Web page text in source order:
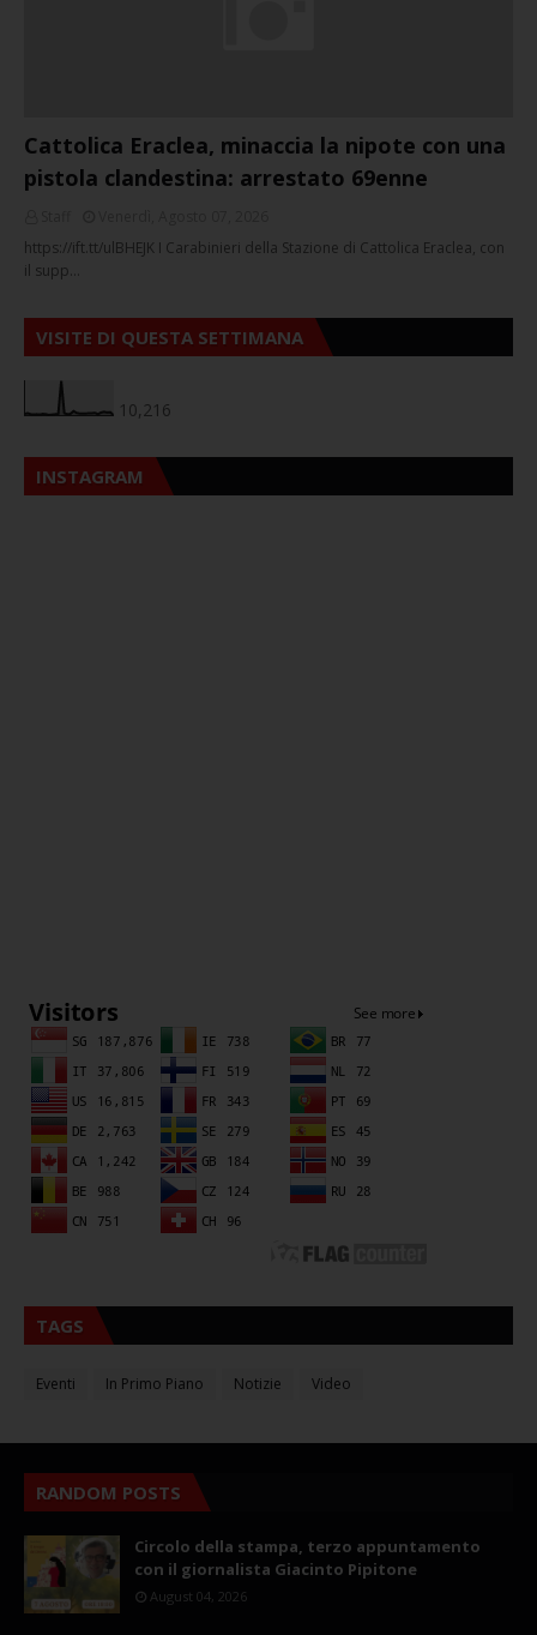
Cattolica Eraclea, minaccia la nipote con una
pistola clandestina: arrestato 69enne
https://ift.tt/ulBHEJK I Carabinieri della Stazione di Cattolica Eraclea, con
il supp…
VISITE DI QUESTA SETTIMANA
10,216
INSTAGRAM
TAGS
Eventi In Primo Piano Notizie Video
RANDOM POSTS
Circolo della stampa, terzo appuntamento
con il giornalista Giacinto Pipitone
August 04, 2026